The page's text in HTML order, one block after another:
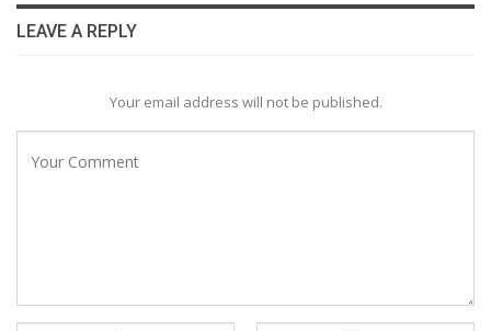
LEAVE A REPLY
Your email address will not be published.